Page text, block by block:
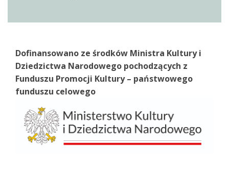
Dofinansowano ze środków Ministra Kultury i
Dziedzictwa Narodowego pochodzących z
Funduszu Promocji Kultury – państwowego
funduszu celowego